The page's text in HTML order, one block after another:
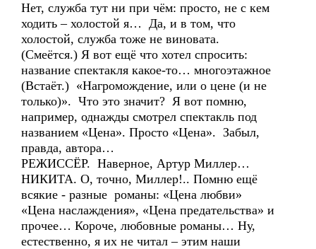
Нет, служба тут ни при чём: просто, не с кем
ходить – холостой я… Да, и в том, что
холостой, служба тоже не виновата.
(Смеётся.) Я вот ещё что хотел спросить:
название спектакля какое-то… многоэтажное
(Встаёт.) «Нагромождение, или о цене (и не
только)». Что это значит? Я вот помню,
например, однажды смотрел спектакль под
названием «Цена». Просто «Цена». Забыл,
правда, автора…
РЕЖИССЁР. Наверное, Артур Миллер…
НИКИТА. О, точно, Миллер!.. Помню ещё
всякие - разные романы: «Цена любви»
«Цена наслаждения», «Цена предательства» и
прочее… Короче, любовные романы… Ну,
естественно, я их не читал – этим наши